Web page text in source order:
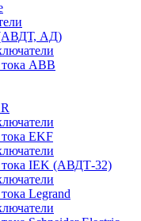
(АВДТ, АД)
ABB
EKF
тока IEK (АВДТ-32)
Legrand